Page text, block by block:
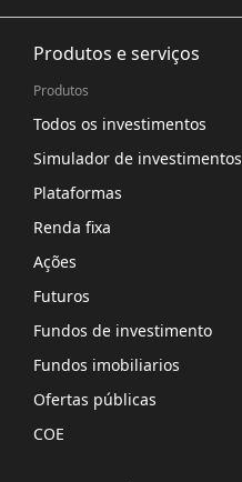
Produtos e serviços
Produtos
Todos os investimentos
Simulador de investimentos
Plataformas
Renda fixa
Ações
Futuros
Fundos de investimento
Fundos imobiliarios
Ofertas públicas
COE